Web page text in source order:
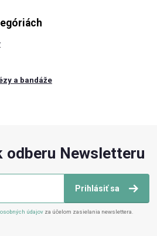
a bandáže
odberu Newsletteru
Prihlásiť sa
údajov za účelom zasielania newslettera.